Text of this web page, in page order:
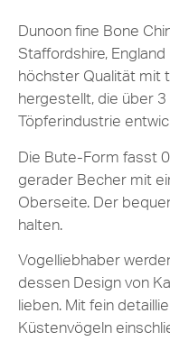
Dunoon fine Bone
Staffordshire,
höchster Qualität mit
hergestellt, die über
Töpferindustrie
Die Bute-Form fasst
gerader Becher mit
Oberseite. Der
halten.
Vogelliebhaber
dessen Design von
lieben. Mit fein
Küstenvögeln